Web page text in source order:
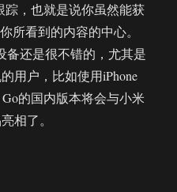
踪，也就是说你虽然能获
所看到的内容的中心。
备还是很不错的，尤其是
用户，比如使用iPhone
的国内版本将会与小米
相了。